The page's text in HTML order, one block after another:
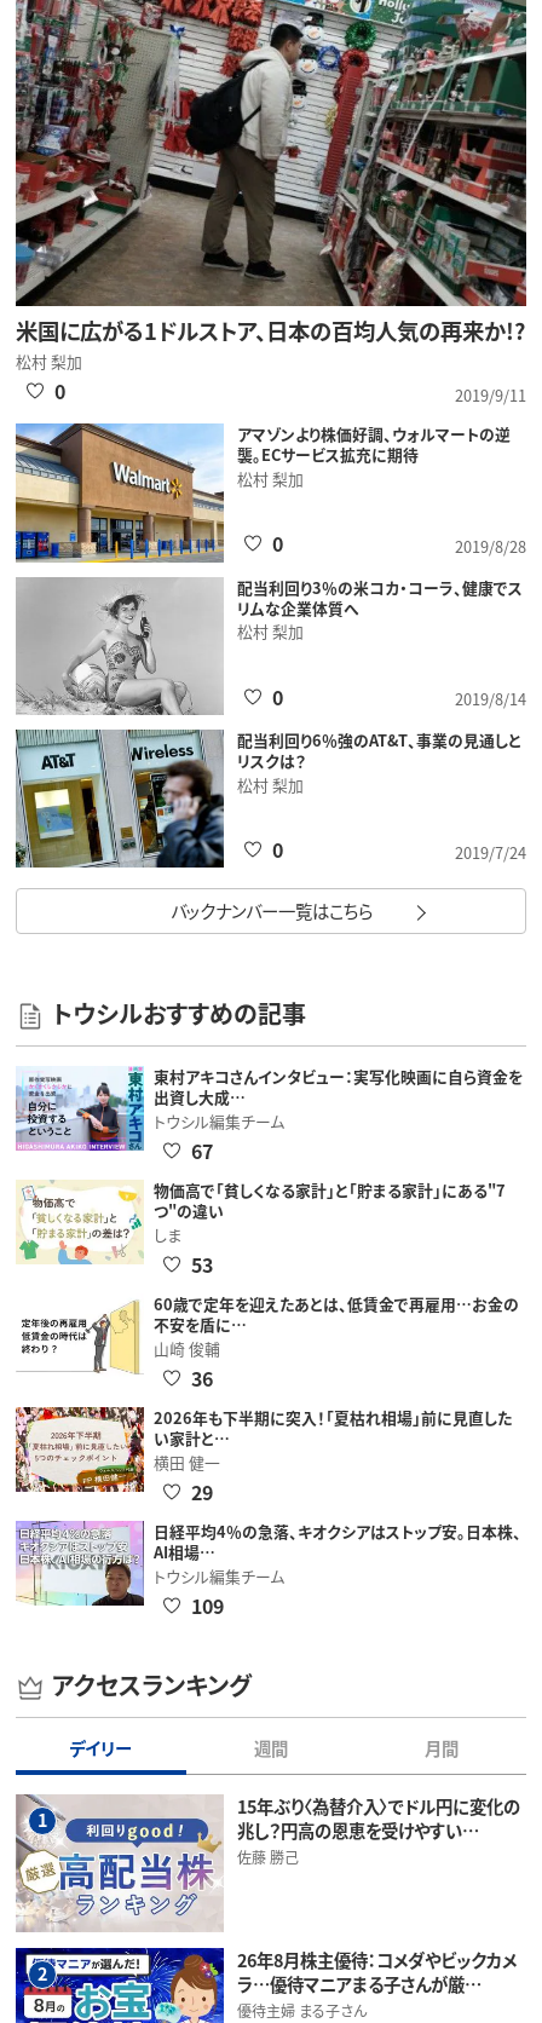
米国に広がる1ドルストア、日本の百均人気の再来か!?
松村 梨加
2019/9/11
0
アマゾンより株価好調、ウォルマートの逆
襲。ECサービス拡充に期待
松村 梨加
2019/8/28
0
配当利回り3％の米コカ・コーラ、健康でス
リムな企業体質へ
松村 梨加
2019/8/14
0
配当利回り6％強のAT&T、事業の見通しと
リスクは？
松村 梨加
2019/7/24
0
バックナンバー一覧はこちら
トウシルおすすめの記事
東村アキコさんインタビュー：実写化映画に自ら資金を
出資し大成…
トウシル編集チーム
67
物価高で「貧しくなる家計」と「貯まる家計」にある"7
つ"の違い
しま
53
60歳で定年を迎えたあとは、低賃金で再雇用…お金の
不安を盾に…
山崎 俊輔
36
2026年も下半期に突入！「夏枯れ相場」前に見直した
い家計と…
横田 健一
29
日経平均4％の急落、キオクシアはストップ安。日本株、
AI相場…
トウシル編集チーム
109
アクセスランキング
デイリー 週間 月間
1
15年ぶり〈為替介入〉でドル円に変化の
兆し？円高の恩恵を受けやすい…
佐藤 勝己
2
26年8月株主優待：コメダやビックカメ
ラ…優待マニアまる子さんが厳…
優待主婦 まる子さん